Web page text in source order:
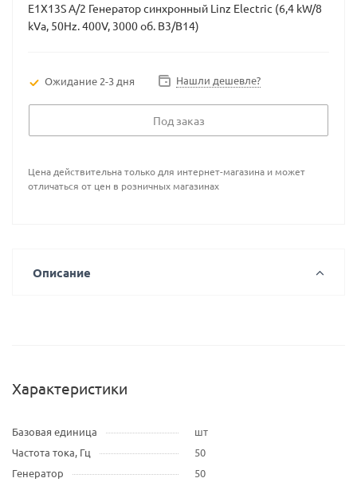
E1X13S A/2 Генератор синхронный Linz Electric (6,4 kW/8
kVa, 50Hz. 400V, 3000 об. B3/B14)
Ожидание 2-3 дня Нашли дешевле?
Под заказ
Цена действительна только для интернет-магазина и может
отличаться от цен в розничных магазинах
Описание
Характеристики
Базовая единица
шт
Частота тока, Гц
50
Генератор
50